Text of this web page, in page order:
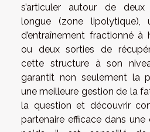
s’articuler autour de deux
longue (zone lipolytique),
d’entraînement fractionné
ou deux sorties de
cette structure à son
garantit non seulement la
une meilleure gestion de la
la question et découvrir
partenaire efficace dans